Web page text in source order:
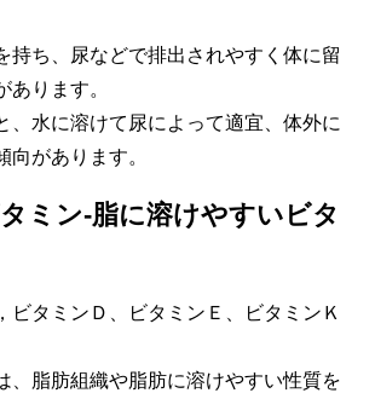
持ち、尿などで排出されやすく体に留
あります。
、水に溶けて尿によって適宜、体外に
があります。
ミン-脂に溶けやすいビタ
ビタミンＤ、ビタミンＥ、ビタミンＫ
、脂肪組織や脂肪に溶けやすい性質を